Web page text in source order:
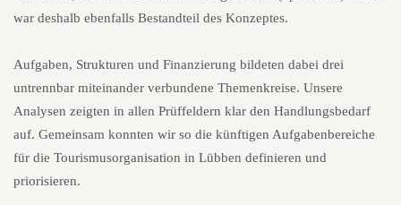
war deshalb ebenfalls Bestandteil des Konzeptes.
Aufgaben, Strukturen und Finanzierung bildeten dabei drei
untrennbar miteinander verbundene Themenkreise. Unsere
Analysen zeigten in allen Prüffeldern klar den Handlungsbedarf
auf. Gemeinsam konnten wir so die künftigen Aufgabenbereiche
für die Tourismusorganisation in Lübben definieren und
priorisieren.